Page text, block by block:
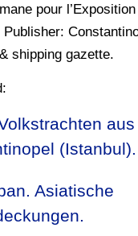
pour
Publisher:
shipping gazette.
aus
(Istanbul).
Asiatische